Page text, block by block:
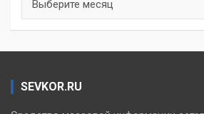
SEVKOR.RU